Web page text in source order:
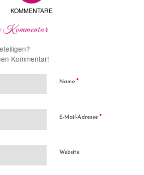
KOMMENTARE
Kommentar
Kommentar!
Name *
E-Mail-Adresse *
Website